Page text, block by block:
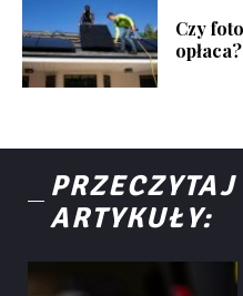
Czy
ARTYKUŁY: